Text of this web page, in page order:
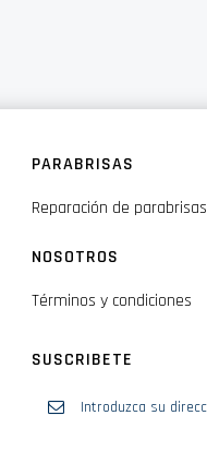
PARABRISAS
Reparación de parabrisas
NOSOTROS
Términos y condiciones
SUSCRIBETE